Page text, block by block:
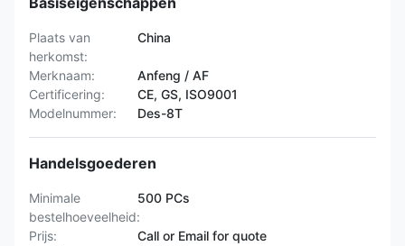
Plaats van
herkomst:
China
Merknaam:
Anfeng / AF
Certificering:
CE, GS, ISO9001
Modelnummer:
Des-8T
Handelsgoederen
Minimale
bestelhoeveelheid:
500 PCs
Prijs:
Call or Email for quote